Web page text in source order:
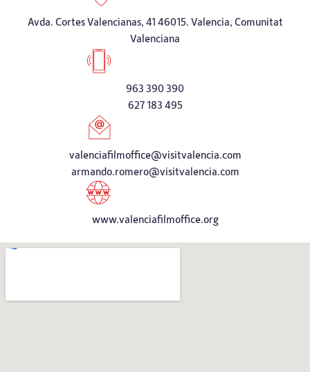
Avda. Cortes Valencianas, 41 46015. Valencia, Comunitat
Valenciana
963 390 390
627 183 495
valenciafilmoffice@visitvalencia.com
armando.romero@visitvalencia.com
www.valenciafilmoffice.org